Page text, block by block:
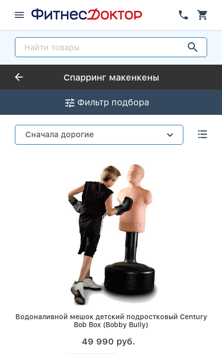
Спарринг макенкены
Фильтр подбора
Сначала дорогие
Водоналивной мешок детский подростковый Century
Bob Box (Bobby Bully)
49 990 руб.